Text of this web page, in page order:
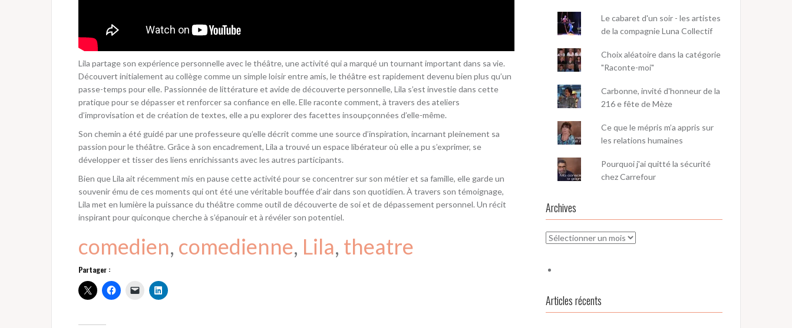
Lila partage son expérience personnelle avec le théâtre, une activité qui a marqué un tournant important dans sa vie.
Découvert initialement au collège comme un simple loisir entre amis, le théâtre est rapidement devenu bien plus qu’un
passe-temps pour elle. Passionnée de littérature et avide de découverte personnelle, Lila s’est investie dans cette
pratique pour se dépasser et renforcer sa confiance en elle. Elle raconte comment, à travers des ateliers
d’improvisation et de création de textes, elle a pu explorer des facettes insoupçonnées d’elle-même.
Son chemin a été guidé par une professeure qu’elle décrit comme une source d’inspiration, incarnant pleinement sa
passion pour le théâtre. Grâce à son encadrement, Lila a trouvé un espace libérateur où elle a pu s’exprimer, se
développer et tisser des liens enrichissants avec les autres participants.
Bien que Lila ait récemment mis en pause cette activité pour se concentrer sur son métier et sa famille, elle garde un
souvenir ému de ces moments qui ont été une véritable bouffée d’air dans son quotidien. À travers son témoignage,
Lila met en lumière la puissance du théâtre comme outil de découverte de soi et de dépassement personnel. Un récit
inspirant pour quiconque cherche à s’épanouir et à révéler son potentiel.
comedien, comedienne, Lila, theatre
Partager :
Le cabaret d'un soir - les artistes
de la compagnie Luna Collectif
Choix aléatoire dans la catégorie
"Raconte-moi"
Carbonne, invité d'honneur de la
216 e fête de Mèze
Ce que le mépris m’a appris sur
les relations humaines
Pourquoi j'ai quitté la sécurité
chez Carrefour
Archives
Archives
Articles récents